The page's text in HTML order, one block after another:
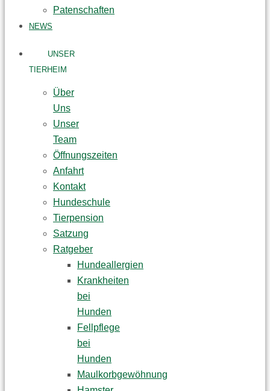
Patenschaften
NEWS
UNSER
TIERHEIM
Über
Uns
Unser
Team
Öffnungszeiten
Anfahrt
Kontakt
Hundeschule
Tierpension
Satzung
Ratgeber
Hundeallergien
Krankheiten
bei
Hunden
Fellpflege
bei
Hunden
Maulkorbgewöhnung